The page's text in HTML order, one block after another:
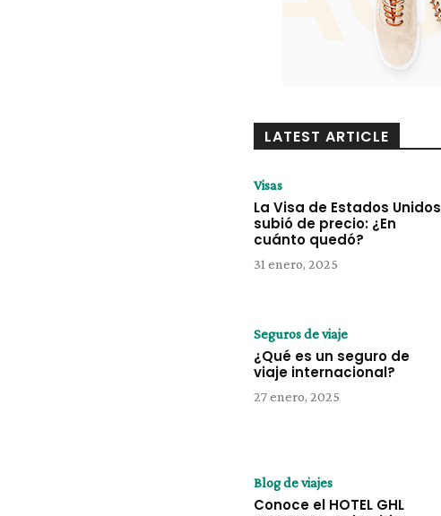
LATEST ARTICLE
Visas
La Visa de Estados Unidos
subió de precio: ¿En
cuánto quedó?
31 enero, 2025
Seguros de viaje
¿Qué es un seguro de
viaje internacional?
27 enero, 2025
Blog de viajes
Conoce el HOTEL GHL